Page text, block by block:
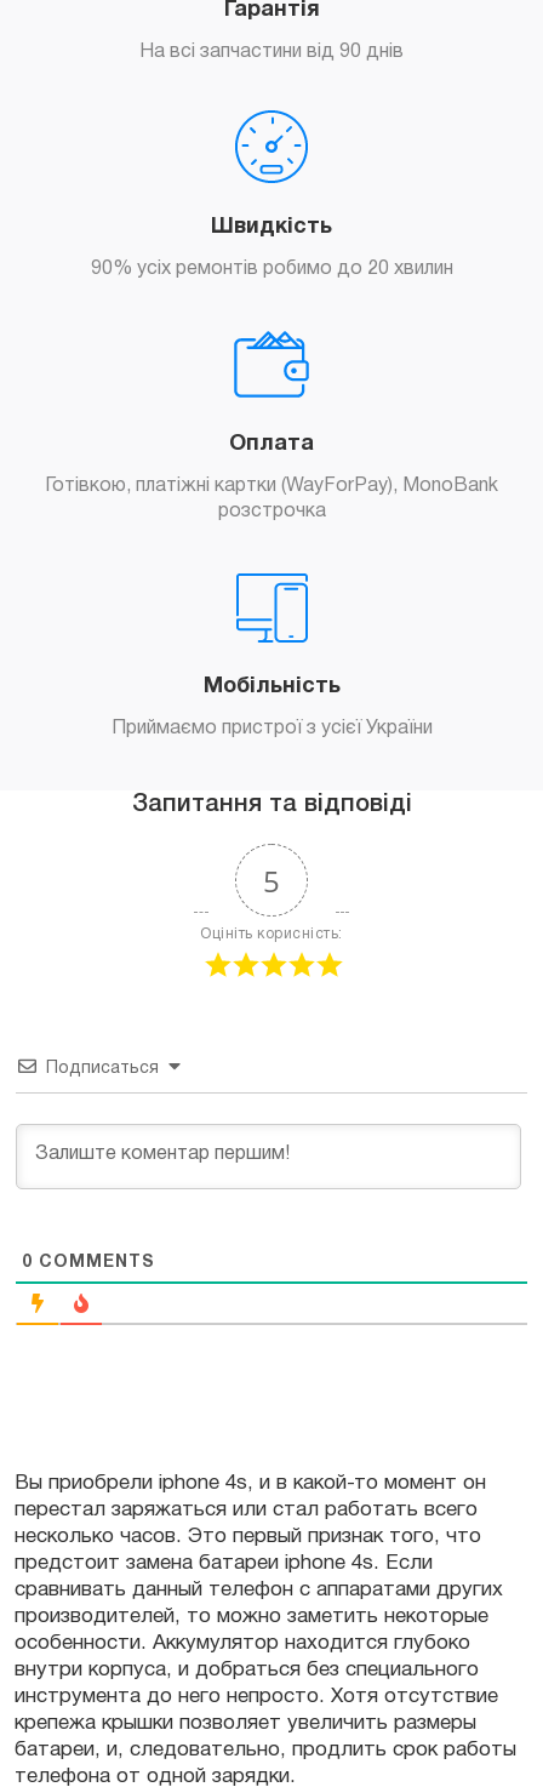
Гарантія
На всі запчастини від 90 днів
Швидкість
90% усіх ремонтів робимо до 20 хвилин
Оплата
Готівкою, платіжні картки (WayForPay), MonoBank
розстрочка
Мобільність
Приймаємо пристрої з усієї України
Запитання та відповіді
5
Оцініть корисність:
Подписаться
0 COMMENTS
Вы приобрели iphone 4s, и в какой-то момент он
перестал заряжаться или стал работать всего
несколько часов. Это первый признак того, что
предстоит замена батареи iphone 4s. Если
сравнивать данный телефон с аппаратами других
производителей, то можно заметить некоторые
особенности. Аккумулятор находится глубоко
внутри корпуса, и добраться без специального
инструмента до него непросто. Хотя отсутствие
крепежа крышки позволяет увеличить размеры
батареи, и, следовательно, продлить срок работы
телефона от одной зарядки.